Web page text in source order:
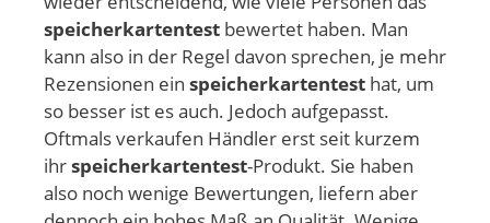
speicherkartentest bewertet haben. Man
kann also in der Regel davon sprechen, je mehr
Rezensionen ein speicherkartentest hat, um
so besser ist es auch. Jedoch aufgepasst.
Oftmals verkaufen Händler erst seit kurzem
ihrspeicherkartentest-Produkt. Sie haben
also noch wenige Bewertungen, liefern aber